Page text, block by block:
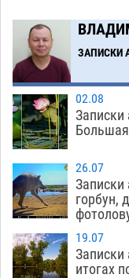
18:57
В
теории игр
ЗАПИСКИ
02.08
Записки
26.07
Записки
горбун,
19.07
Записки
итогах